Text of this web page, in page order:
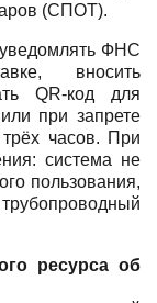
(СПОТ).
ФНС
вносить
QR-код для
при запрете
часов. При
система не
пользования,
ресурса об